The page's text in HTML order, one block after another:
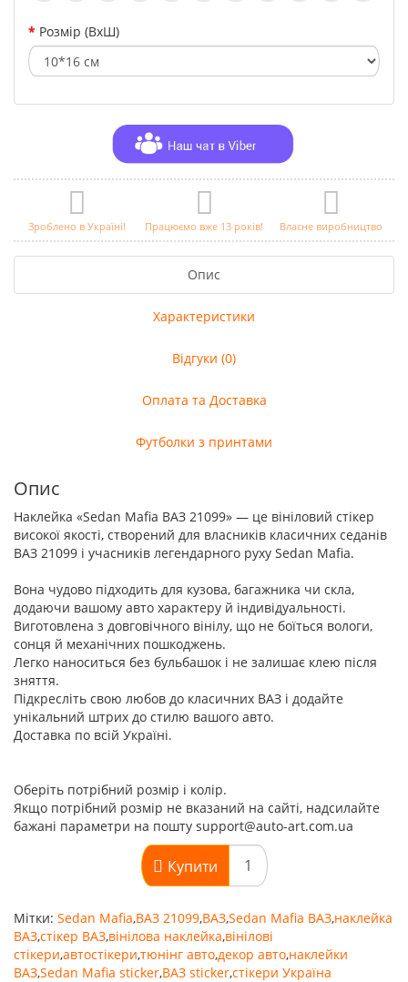
Розмір (ВхШ)
Зроблено в Україні! Працюємо вже 13 років! Власне виробництво
Опис
Характеристики
Відгуки (0)
Оплата та Доставка
Футболки з принтами
Опис
Наклейка «Sedan Mafia ВАЗ 21099» — це вініловий стікер
високої якості, створений для власників класичних седанів
ВАЗ 21099 і учасників легендарного руху Sedan Mafia.
Вона чудово підходить для кузова, багажника чи скла,
додаючи вашому авто характеру й індивідуальності.
Виготовлена з довговічного вінілу, що не боїться вологи,
сонця й механічних пошкоджень.
Легко наноситься без бульбашок і не залишає клею після
зняття.
Підкресліть свою любов до класичних ВАЗ і додайте
унікальний штрих до стилю вашого авто.
Доставка по всій Україні.
Оберіть потрібний розмір і колір.
Якщо потрібний розмір не вказаний на сайті, надсилайте
бажані параметри на пошту support@auto-art.com.ua
Купити
Мітки: Sedan Mafia,ВАЗ 21099,ВАЗ,Sedan Mafia ВАЗ,наклейка
ВАЗ,стікер ВАЗ,вінілова наклейка,вінілові
стікери,автостікери,тюнінг авто,декор авто,наклейки
ВАЗ,Sedan Mafia sticker,ВАЗ sticker,стікери Україна